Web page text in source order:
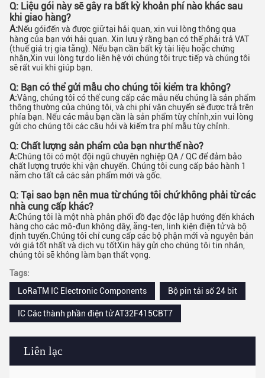
Liên lạc
Q: Liệu gói này sẽ gây ra bất kỳ khoản phí nào khác sau
khi giao hàng?
A:Nếu góiđến và được giữ tại hải quan, xin vui lòng thông qua
hàng của bạn với hải quan. Xin lưu ý rằng bạn có thể phải trả VAT
(thuế giá trị gia tăng). Nếu bạn cần bất kỳ tài liệu hoặc chứng
nhận,Xin vui lòng tự do liên hệ với chúng tôi trực tiếp và chúng tôi
sẽ rất vui khi giúp bạn.
Q: Bạn có thể gửi mẫu cho chúng tôi kiểm tra không?
A:Vâng, chúng tôi có thể cung cấp các mẫu nếu chúng là sản phẩm
thông thường của chúng tôi, và chi phí vận chuyển sẽ được trả trên
phía bạn. Nếu các mẫu bạn cần là sản phẩm tùy chỉnh,xin vui lòng
gửi cho chúng tôi các câu hỏi và kiểm tra phí mẫu tùy chỉnh.
Q: Chất lượng sản phẩm của bạn như thế nào?
A:Chúng tôi có một đội ngũ chuyên nghiệp QA / QC để đảm bảo
chất lượng trước khi vận chuyển. Chúng tôi cung cấp bảo hành 1
năm cho tất cả các sản phẩm mới và gốc.
Q: Tại sao bạn nên mua từ chúng tôi chứ không phải từ các
nhà cung cấp khác?
A:Chúng tôi là một nhà phân phối đồ đạc độc lập hướng đến khách
hàng cho các mô-đun không dây, ăng-ten, linh kiện điện tử và bộ
định tuyến.Chúng tôi chỉ cung cấp các bộ phận mới và nguyên bản
với giá tốt nhất và dịch vụ tốtXin hãy gửi cho chúng tôi tin nhắn,
chúng tôi sẽ không làm bạn thất vọng.
Tags:
LoRaTM IC Electronic Components
Bộ pin tải số 24 bit
IC Các thành phần điện tử AT32F415CBT7